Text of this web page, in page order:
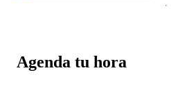
Agenda tu hora